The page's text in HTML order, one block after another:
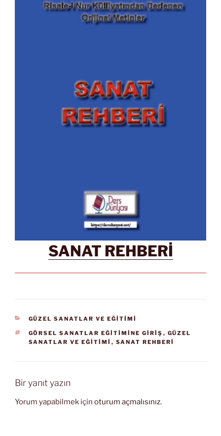
SANAT REHBERİ
KATEGORILER
GÜZEL SANATLAR VE EĞİTİMİ
ETIKETLER
GÖRSEL SANATLAR EĞİTİMİNE GİRİŞ , GÜZEL
SANATLAR VE EĞİTİMİ , SANAT REHBERİ
Bir yanıt yazın
Yorum yapabilmek için oturum açmalısınız.